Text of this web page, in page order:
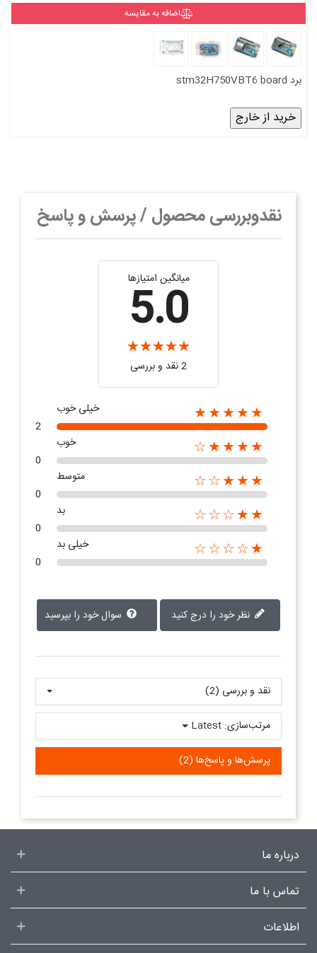
اضافه به مقایسه
برد stm32H750VBT6 board
خرید از خارج
نقدوبررسی محصول / پرسش و پاسخ
میانگین امتیازها
5.0
2 نقد و بررسی‌‌
★★★★★
خیلی خوب
2
★★★★☆
خوب
0
★★★☆☆
متوسط
0
★★☆☆☆
بد
0
★☆☆☆☆
خیلی بد
0
سوال خود را بپرسید
نقد و بررسی‌‌ (2)
پرسش‌ها و پاسخ‌ها (2)
مرتب‌سازی: Latest
درباره ما
تماس با ما
اطلاعات